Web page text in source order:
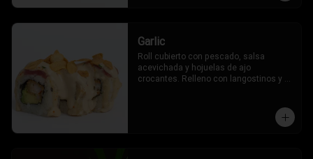
Garlic
Roll cubierto con pescado, salsa
acevichada y hojuelas de ajo
crocantes. Relleno con langostinos y